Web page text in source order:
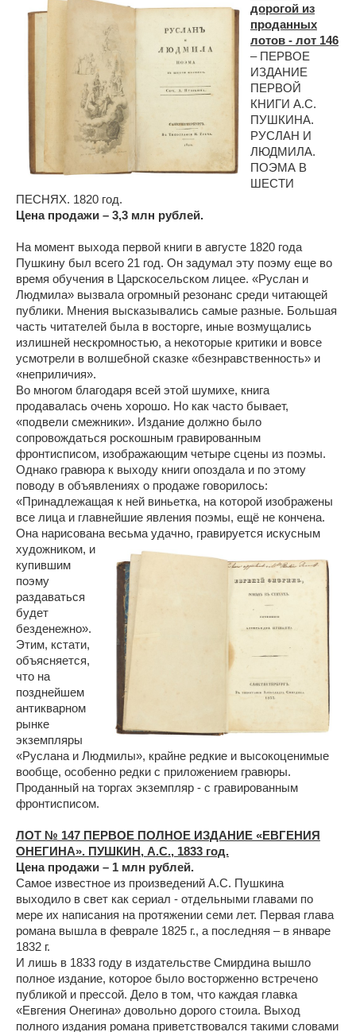
дорогой из
проданных
лотов - лот 146
– ПЕРВОЕ
ИЗДАНИЕ
ПЕРВОЙ
КНИГИ А.С.
ПУШКИНА.
РУСЛАН И
ЛЮДМИЛА.
ПОЭМА В
ШЕСТИ
ПЕСНЯХ. 1820 год.
Цена продажи – 3,3 млн рублей.
На момент выхода первой книги в августе 1820 года
Пушкину был всего 21 год. Он задумал эту поэму еще во
время обучения в Царскосельском лицее. «Руслан и
Людмила» вызвала огромный резонанс среди читающей
публики. Мнения высказывались самые разные. Большая
часть читателей была в восторге, иные возмущались
излишней нескромностью, а некоторые критики и вовсе
усмотрели в волшебной сказке «безнравственность» и
«неприличия».
Во многом благодаря всей этой шумихе, книга
продавалась очень хорошо. Но как часто бывает,
«подвели смежники». Издание должно было
сопровождаться роскошным гравированным
фронтисписом, изображающим четыре сцены из поэмы.
Однако гравюра к выходу книги опоздала и по этому
поводу в объявлениях о продаже говорилось:
«Принадлежащая к ней виньетка, на которой изображены
все лица и главнейшие явления поэмы, ещё не кончена.
Она нарисована весьма удачно, гравируется искусным
художником, и
купившим
поэму
раздаваться
будет
безденежно».
Этим, кстати,
объясняется,
что на
позднейшем
антикварном
рынке
экземпляры
«Руслана и Людмилы», крайне редкие и высокоценимые
вообще, особенно редки с приложением гравюры.
Проданный на торгах экземпляр - с гравированным
фронтисписом.
ЛОТ № 147 ПЕРВОЕ ПОЛНОЕ ИЗДАНИЕ «ЕВГЕНИЯ
ОНЕГИНА». ПУШКИН, А.С., 1833 год.
Цена продажи – 1 млн рублей.
Самое известное из произведений А.С. Пушкина
выходило в свет как сериал - отдельными главами по
мере их написания на протяжении семи лет. Первая глава
романа вышла в феврале 1825 г., а последняя – в январе
1832 г.
И лишь в 1833 году в издательстве Смирдина вышло
полное издание, которое было восторженно встречено
публикой и прессой. Дело в том, что каждая главка
«Евгения Онегина» довольно дорого стоила. Выход
полного издания романа приветствовался такими словами